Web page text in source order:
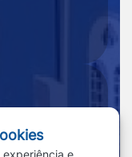
cookies
experiência e